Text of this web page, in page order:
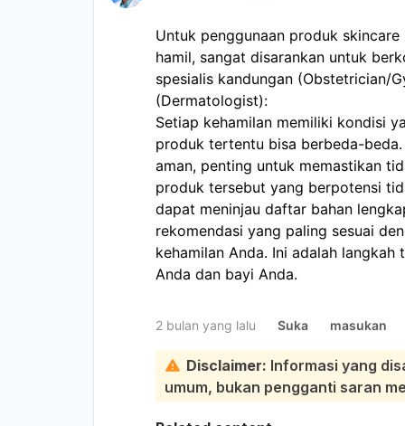
Untuk penggunaan produk
hamil, sangat disarankan untuk
spesialis kandungan (Obstetrician/
(Dermatologist):
Setiap kehamilan memiliki kondisi
produk tertentu bisa berbeda-
aman, penting untuk memastikan
produk tersebut yang berpotensi
dapat meninjau daftar bahan
rekomendasi yang paling sesuai
kehamilan Anda. Ini adalah
Anda dan bayi Anda.
2 bulan yang lalu Suka masukan
Disclaimer: Informasi yang
umum, bukan pengganti saran